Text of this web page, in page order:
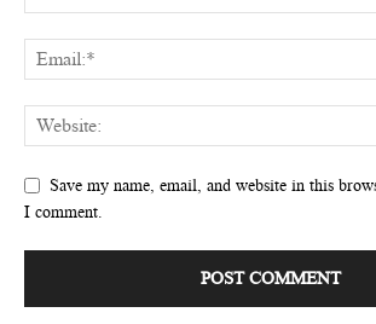
Save my name, email, and website in this
I comment.